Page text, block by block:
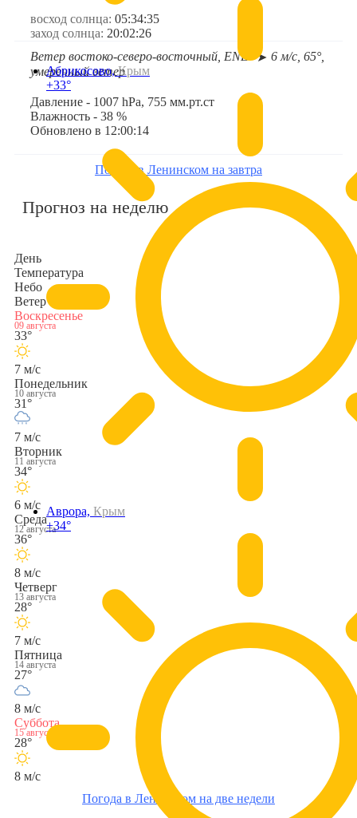
Абрикосово,Крым
+33°
Аврора, Крым
+34°
восход солнца: 05:34:35
заход солнца: 20:02:26
Ветер востоко-северо-восточный, ENE
➤ 6 м/с, 65°,
умеренный ветер
Давление - 1007 hPa, 755 мм.рт.ст
Влажность - 38 %
Обновлено в 12:00:14
Погода в Ленинском на завтра
Прогноз на неделю
День
Температура
Небо
Ветер
Воскресенье
09 августа
33°
7 м/с
Понедельник
10 августа
31°
7 м/с
Вторник
11 августа
34°
6 м/с
Среда
12 августа
36°
8 м/с
Четверг
13 августа
28°
7 м/с
Пятница
14 августа
27°
8 м/с
Суббота
15 августа
28°
8 м/с
Погода в Ленинском на две недели